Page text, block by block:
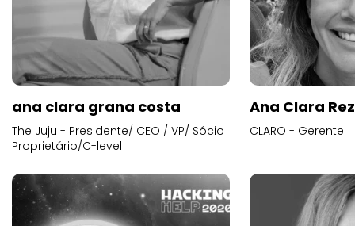
ana clara grana costa
The Juju - Presidente/ CEO / VP/ Sócio
Proprietário/C-level
Ana Clara
CLARO - Gerente